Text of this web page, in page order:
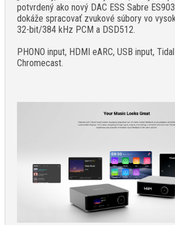
potvrdený ako nový DAC ESS Sabre
dokáže spracovať zvukové súbory vo
32-bit/384 kHz PCM a DSD512.
PHONO input, HDMI eARC, USB input,
Chromecast.